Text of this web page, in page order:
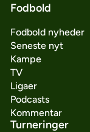
Fodbold
Fodbold nyheder
Seneste nyt
Kampe
TV
Ligaer
Podcasts
Kommentar
Turneringer